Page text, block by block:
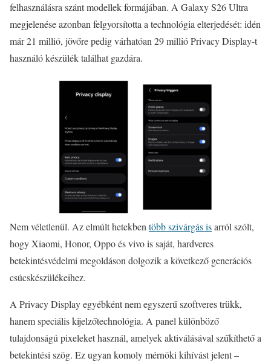
felhasználásra szánt modellek formájában. A Galaxy S26 Ultra
megjelenése azonban felgyorsította a technológia elterjedését: idén
már 21 millió, jövőre pedig várhatóan 29 millió Privacy Display-t
használó készülék találhat gazdára.
Nem véletlenül. Az elmúlt hetekben több szivárgás isarról szólt,
hogy Xiaomi, Honor, Oppo és vivo is saját, hardveres
betekintésvédelmi megoldáson dolgozik a következő generációs
csúcskészülékeihez.
A Privacy Display egyébként nem egyszerű szoftveres trükk,
hanem speciális kijelzőtechnológia. A panel különböző
tulajdonságú pixeleket használ, amelyek aktiválásával szűkíthető a
betekintési szög. Ez ugyan komoly mérnöki kihívást jelent –